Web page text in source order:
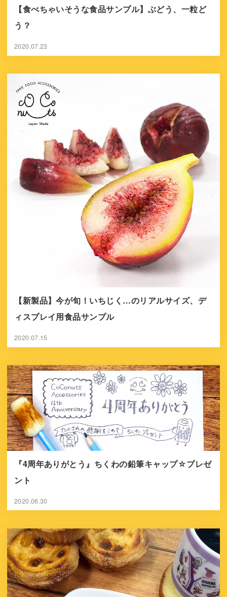
【食べちゃいそうな食品サンプル】ぶどう、一粒ど
う？
2020.07.23
【新製品】今が旬！いちじく…のリアルサイズ、デ
ィスプレイ用食品サンプル
2020.07.15
『4周年ありがとう』ちくわの鉛筆キャップ☆プレゼ
ント
2020.06.30